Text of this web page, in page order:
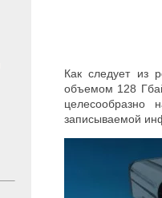
Как следует из
объемом 128
целесообразно
записываемой